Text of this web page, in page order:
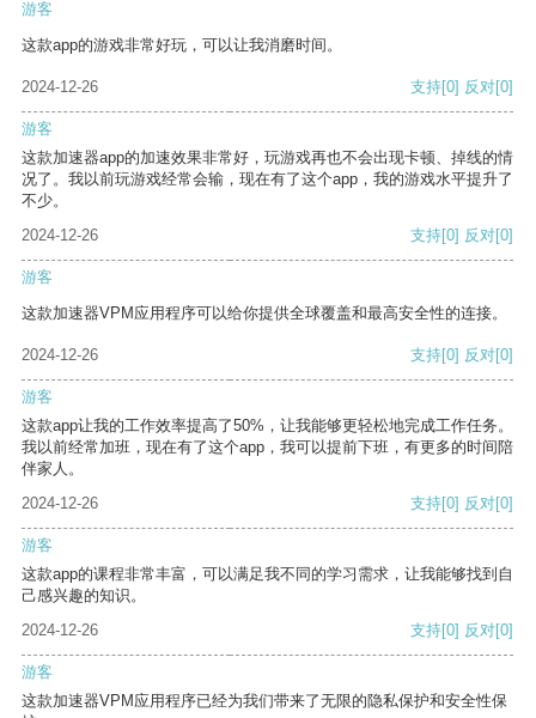
游客
这款app的游戏非常好玩，可以让我消磨时间。
2024-12-26 支持[0] 反对[0]
游客
这款加速器app的加速效果非常好，玩游戏再也不会出现卡顿、掉线的情
况了。我以前玩游戏经常会输，现在有了这个app，我的游戏水平提升了
不少。
2024-12-26
支持[0] 反对[0]
游客
这款加速器VPM应用程序可以给你提供全球覆盖和最高安全性的连接。
2024-12-26 支持[0] 反对[0]
游客
这款app让我的工作效率提高了50%，让我能够更轻松地完成工作任务。
我以前经常加班，现在有了这个app，我可以提前下班，有更多的时间陪
伴家人。
2024-12-26
支持[0] 反对[0]
游客
这款app的课程非常丰富，可以满足我不同的学习需求，让我能够找到自
己感兴趣的知识。
2024-12-26
支持[0] 反对[0]
游客
这款加速器VPM应用程序已经为我们带来了无限的隐私保护和安全性保